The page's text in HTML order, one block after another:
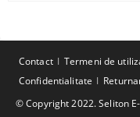
© Copyright 2022. Seliton
Contact Termeni de
Confidentialitate